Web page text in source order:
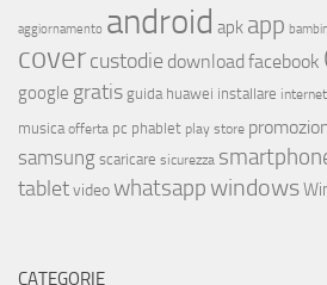
aggiornamento android apk app
covercustodie download facebook
google gratis guida huawei installare internet
musica offerta pc phablet play store
samsungscaricare sicurezza
tabletvideowhatsappwindows
CATEGORIE